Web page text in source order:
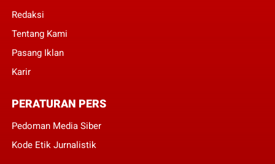
Redaksi
Tentang Kami
Pasang Iklan
Karir
PERATURAN PERS
Pedoman Media Siber
Kode Etik Jurnalistik